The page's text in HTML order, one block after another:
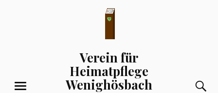
Verein für
Heimatpflege
Wenighösbach
MENÜ